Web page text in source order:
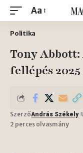
Aa
Politika
Tony
fellépés
SzerzőAndrás Székely
2 perces olvasmány